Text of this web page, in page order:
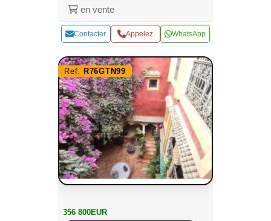
en vente
Contacter Appelez WhatsApp
Ref: R76GTN99
356 800EUR